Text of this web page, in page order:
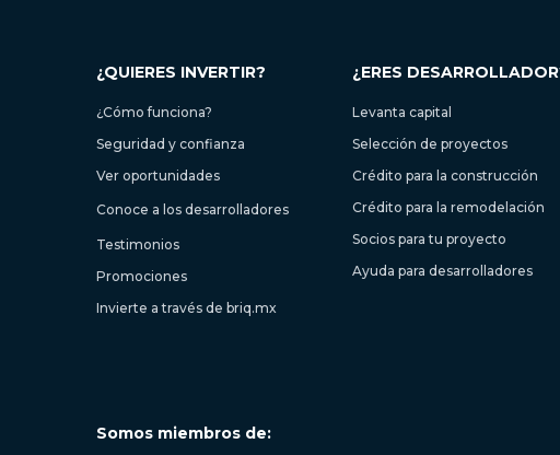
¿QUIERES INVERTIR?
¿Cómo funciona?
Seguridad y confianza
Ver oportunidades
Conoce a los desarrolladores
Testimonios
Promociones
Invierte a través de briq.mx
¿ERES
Levanta capital
Selección de proyectos
Crédito para la construcción
Crédito para la remodelación
Socios para tu proyecto
Ayuda para desarrolladores
Somos miembros de: